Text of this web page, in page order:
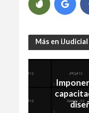
Más en iJudicial